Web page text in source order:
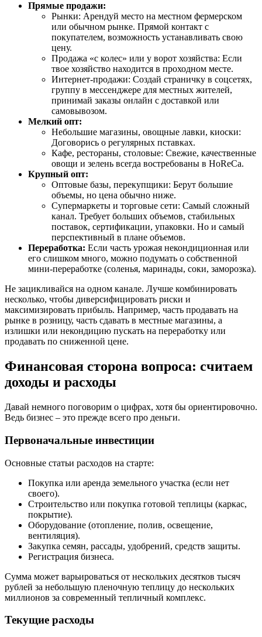
Прямые продажи:
Рынки: Арендуй место на местном фермерском
или обычном рынке. Прямой контакт с
покупателем, возможность устанавливать свою
цену.
Продажа «с колес» или у ворот хозяйства: Если
твое хозяйство находится в проходном месте.
Интернет-продажи: Создай страничку в соцсетях,
группу в мессенджере для местных жителей,
принимай заказы онлайн с доставкой или
самовывозом.
Мелкий опт:
Небольшие магазины, овощные лавки, киоски:
Договорись о регулярных пставках.
Кафе, рестораны, столовые: Свежие, качественные
овощи и зелень всегда востребованы в HoReCa.
Крупный опт:
Оптовые базы, перекупщики: Берут большие
объемы, но цена обычно ниже.
Супермаркеты и торговые сети: Самый сложный
канал. Требует больших объемов, стабильных
поставок, сертификации, упаковки. Но и самый
перспективный в плане объемов.
Переработка: Если часть урожая некондиционная или
его слишком много, можно подумать о собственной
мини-переработке (соленья, маринады, соки, заморозка).
Не зацикливайся на одном канале. Лучше комбинировать
несколько, чтобы диверсифицировать риски и
максимизировать прибыль. Например, часть продавать на
рынке в розницу, часть сдавать в местные магазины, а
излишки или некондицию пускать на переработку или
продавать по сниженной цене.
Финансовая сторона вопроса: считаем
доходы и расходы
Давай немного поговорим о цифрах, хотя бы ориентировочно.
Ведь бизнес – это прежде всего про деньги.
Первоначальные инвестиции
Основные статьи расходов на старте:
Покупка или аренда земельного участка (если нет
своего).
Строительство или покупка готовой теплицы (каркас,
покрытие).
Оборудование (отопление, полив, освещение,
вентиляция).
Закупка семян, рассады, удобрений, средств защиты.
Регистрация бизнеса.
Сумма может варьироваться от нескольких десятков тысяч
рублей за небольшую пленочную теплицу до нескольких
миллионов за современный тепличный комплекс.
Текущие расходы